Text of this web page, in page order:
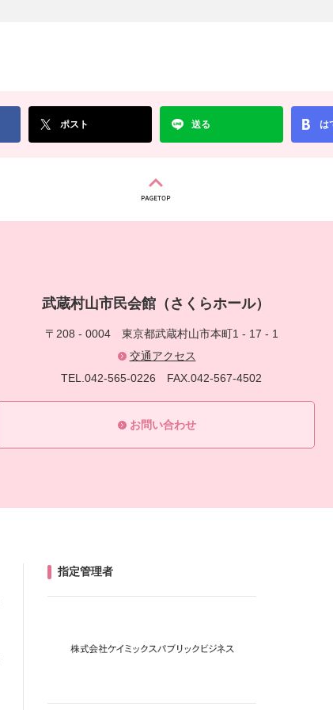
ポスト 送る は
武蔵村山市民会館（さくらホール）
〒208 - 0004 東京都武蔵村山市本町1 - 17 - 1
交通アクセス
TEL.042-565-0226 FAX.042-567-4502
お問い合わせ
指定管理者